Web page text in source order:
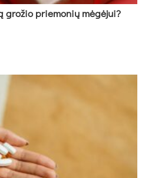
grožio priemonių mėgėjui?